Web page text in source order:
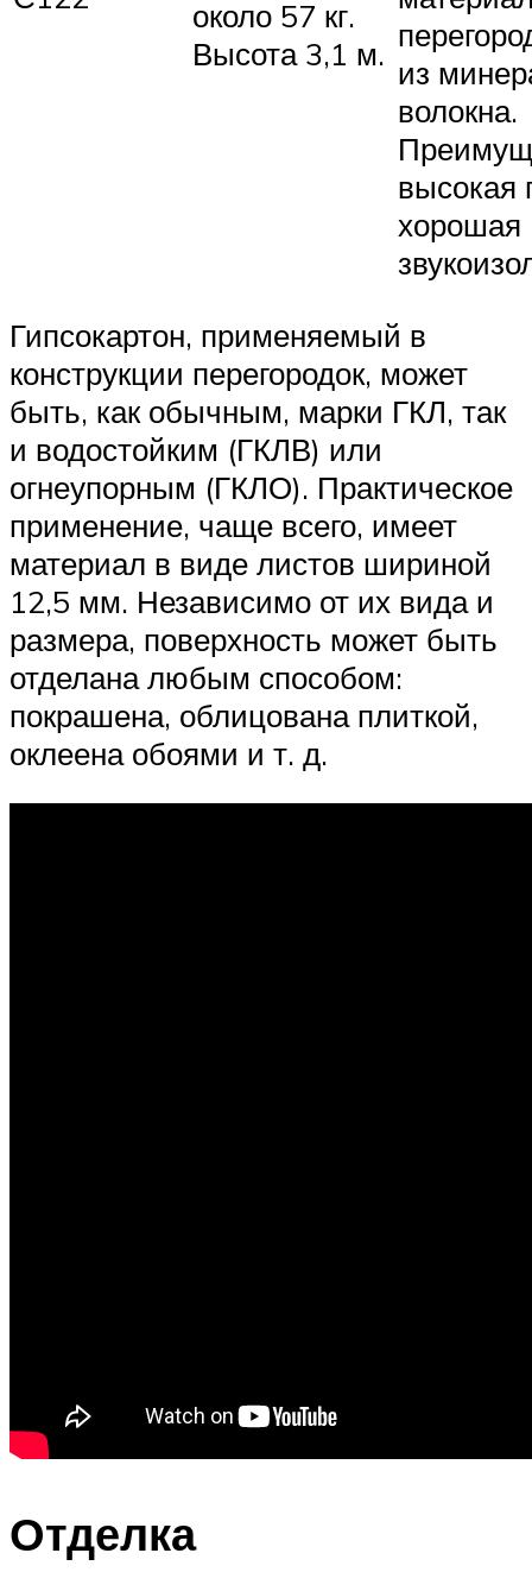
около 57 кг.
Высота 3,1 м. из
волокна.
высокая
хорошая
Гипсокартон, применяемый в
конструкции перегородок, может
быть, как обычным, марки ГКЛ, так
и водостойким (ГКЛВ) или
огнеупорным (ГКЛО). Практическое
применение, чаще всего, имеет
материал в виде листов шириной
12,5 мм. Независимо от их вида и
размера, поверхность может быть
отделана любым способом:
покрашена, облицована плиткой,
оклеена обоями и т. д.
Отделка